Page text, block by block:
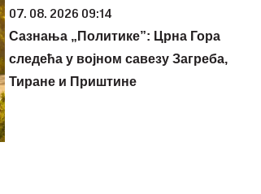
07. 08. 2026 09:14
Сазнања „Политике”: Црна Гора
следећа у војном савезу Загреба,
Тиране и Приштине